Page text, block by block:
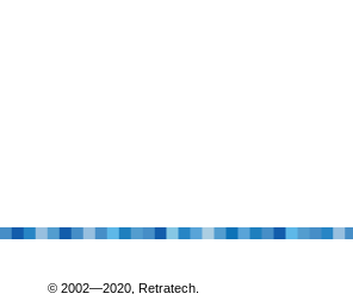
© 2002—2020, Retratech.